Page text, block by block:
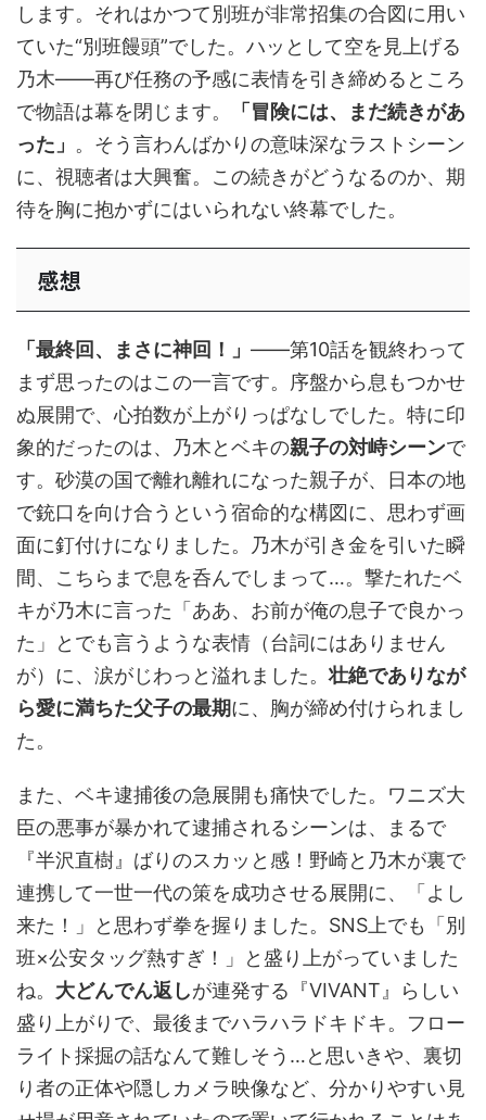
します。それはかつて別班が非常招集の合図に用い
ていた“別班饅頭”でした。ハッとして空を見上げる
乃木――再び任務の予感に表情を引き締めるところ
で物語は幕を閉じます。
「冒険には、まだ続きがあ
った」 。そう言わんばかりの意味深なラストシーン
に、視聴者は大興奮。この続きがどうなるのか、期
待を胸に抱かずにはいられない終幕でした。
感想
「最終回、まさに神回！」 ――第10話を観終わって
まず思ったのはこの一言です。序盤から息もつかせ
ぬ展開で、心拍数が上がりっぱなしでした。特に印
象的だったのは、乃木とベキの親子の対峙シーンで
す。砂漠の国で離れ離れになった親子が、日本の地
で銃口を向け合うという宿命的な構図に、思わず画
面に釘付けになりました。乃木が引き金を引いた瞬
間、こちらまで息を呑んでしまって…。撃たれたベ
キが乃木に言った「ああ、お前が俺の息子で良かっ
た」とでも言うような表情（台詞にはありません
が）に、涙がじわっと溢れました。壮絶でありなが
ら愛に満ちた父子の最期に、胸が締め付けられまし
た。
また、ベキ逮捕後の急展開も痛快でした。ワニズ大
臣の悪事が暴かれて逮捕されるシーンは、まるで
『半沢直樹』ばりのスカッと感！野崎と乃木が裏で
連携して一世一代の策を成功させる展開に、「よし
来た！」と思わず拳を握りました。SNS上でも「別
班×公安タッグ熱すぎ！」と盛り上がっていました
ね。 大どんでん返しが連発する『VIVANT』らしい
盛り上がりで、最後までハラハラドキドキ。フロー
ライト採掘の話なんて難しそう…と思いきや、裏切
り者の正体や隠しカメラ映像など、分かりやすい見